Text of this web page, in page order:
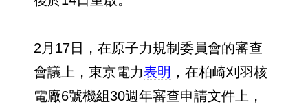
2月17日，在原子力規制委員會的審查
會議上，東京電力表明 ，在柏崎刈羽核
電廠6號機組30週年審查申請文件上，